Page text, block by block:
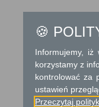
🍪
Informujemy, iż
korzystamy z
kontrolować za
ustawień
Przeczytaj